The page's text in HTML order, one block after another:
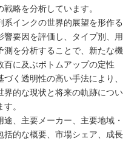
略を分析しています。
インクの世界的展望を形作る
要因を評価し、タイプ別、用
を分析することで、新たな機
に及ぶボトムアップの定性
く透明性の高い手法により、
的な現状と将来の軌跡につい
。
、主要メーカー、主要地域・
括的な概要、市場シェア、成長